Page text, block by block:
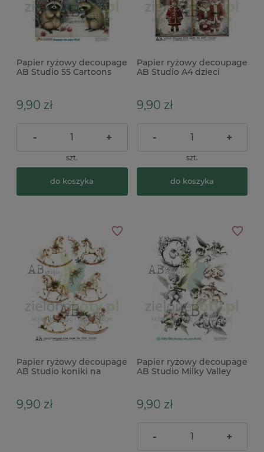
Papier ryżowy decoupage
AB Studio 55 Cartoons
9,90 zł
- +
szt.
do koszyka
Papier ryżowy decoupage
AB Studio A4 dzieci
9,90 zł
- +
szt.
do koszyka
Papier ryżowy decoupage
AB Studio koniki na
9,90 zł
Papier ryżowy decoupage
AB Studio Milky Valley
9,90 zł
- +